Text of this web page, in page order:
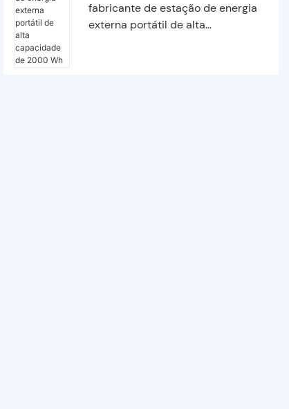
fabricante de estação de energia
externa portátil de alta